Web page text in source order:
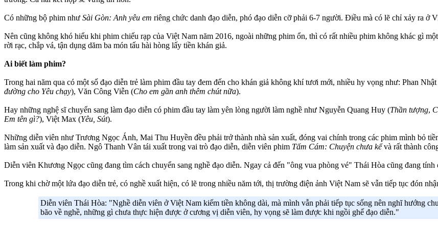
Có những bộ phim như Sài Gòn: Anh yêu em riêng chức danh đạo diễn, phó đạo diễn cỡ phải 6-7 người. Điều mà có lẽ chỉ xảy ra ở
Nên cũng không khó hiểu khi phim chiếu rạp của Việt Nam năm 2016, ngoài những phim ổn, thì có rất nhiều phim không khác gì
rời rạc, chắp vá, tận dụng dăm ba món tấu hài hòng lấy tiền khán giả.
Ai biết làm phim?
Trong hai năm qua có một số đạo diễn trẻ làm phim đầu tay đem đến cho khán giả không khí tươi mới, nhiều hy vọng như: Phan
đường cho Yêu chạy), Văn Công Viễn (Cho em gần anh thêm chút nữa).
Hay những nghệ sĩ chuyển sang làm đạo diễn có phim đầu tay làm yên lòng người làm nghề như Nguyễn Quang Huy (Thần tượng,
Em tên gì?), Việt Max (Yêu, Sút).
Những diễn viên như Trương Ngọc Ánh, Mai Thu Huyền đều phải trở thành nhà sản xuất, đóng vai chính trong các phim mình bỏ
làm sản xuất và đạo diễn. Ngô Thanh Vân tái xuất trong vai trò đạo diễn, diễn viên phim Tấm Cám: Chuyện chưa kểvà rất thành
Diễn viên Khương Ngọc cũng đang tìm cách chuyển sang nghề đạo diễn. Ngay cả đến "ông vua phòng vé" Thái Hòa cũng đang tính
Trong khi chờ một lứa đạo diễn trẻ, có nghề xuất hiện, có lẽ trong nhiều năm tới, thị trường điện ảnh Việt Nam sẽ vẫn tiếp tục đón
Diễn viên Thái Hòa: "Nghề diễn viên ở Việt Nam kiếm tiền không dài, mà mình vẫn phải tiếp tục sống nên nghĩ hướng
bão về nghề, những gì chưa thực hiện được ở cương vị diễn viên, hy vọng sẽ làm được khi ngồi ghế đạo diễn."